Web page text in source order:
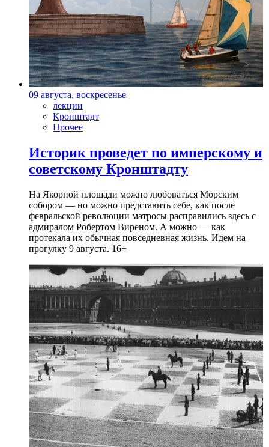
09 августа, воскресенье
лекции
Кронштадт
Прочее
Историк проведет по имперскому и
советскому Кронштадту
На Якорной площади можно любоваться Морским
собором — но можно представить себе, как после
февральской революции матросы расправились здесь с
адмиралом Робертом Виреном. А можно — как
протекала их обычная повседневная жизнь. Идем на
прогулку 9 августа. 16+